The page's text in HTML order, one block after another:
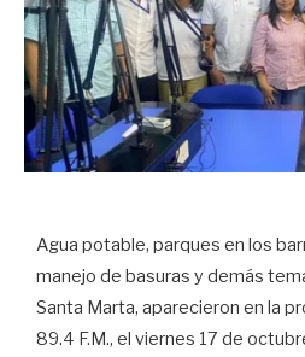
Agua potable, parques en los
manejo de basuras y demás
Santa Marta, aparecieron en la
89.4 F.M., el viernes 17 de